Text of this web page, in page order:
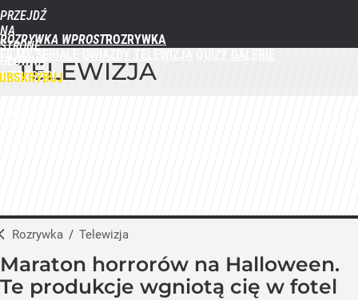
PRZEJDŹ
NA
STRONĘ
GŁÓWNĄ
WPROST.PL
ROZRYWKA WPROST
TELEWIZJA
Rozrywka / Telewizja
Maraton horrorów na Halloween.
Te produkcje wgniotą cię w fotel